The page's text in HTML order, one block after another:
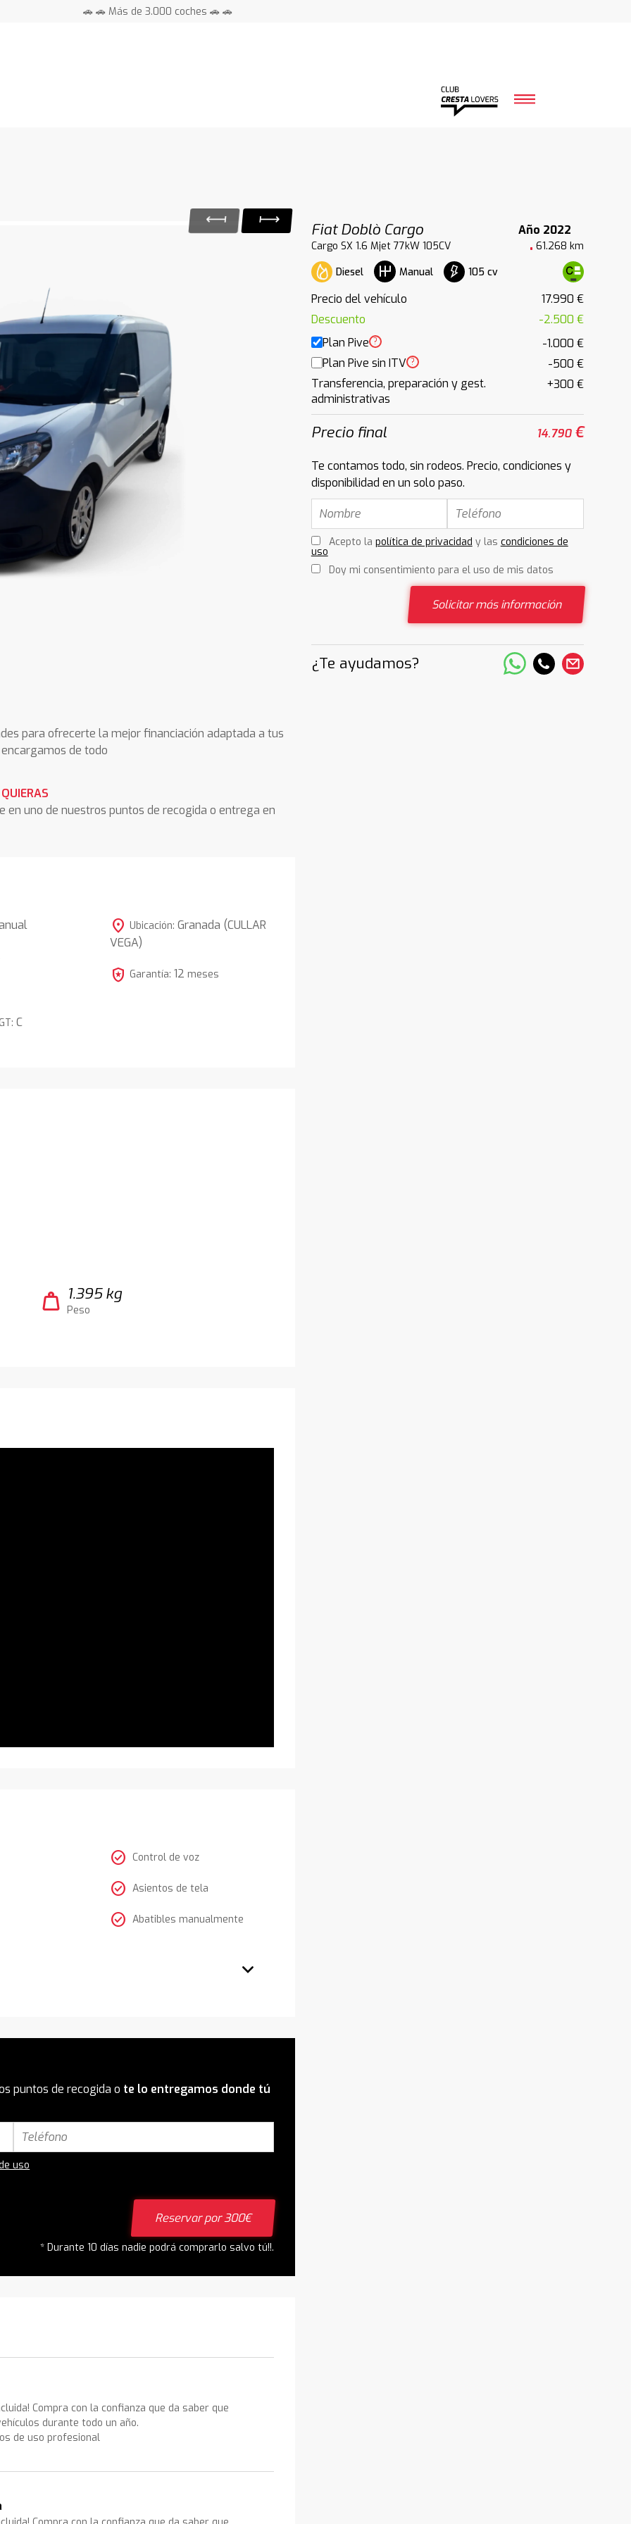
🚗 🚗 Más de 3.000 coches 🚗 🚗
Fiat Doblò Cargo
Año 2022
Cargo SX 1.6 Mjet 77kW 105CV
61.268 km
Diesel
Manual 105 cv
Precio del vehículo
17.990 €
Descuento
-2.500 €
Plan Pive ?
-1.000 €
Plan Pive sin ITV ?
-500 €
Transferencia, preparación y gest.
administrativas
+300 €
Precio final 14.790€
Te contamos todo, sin rodeos. Precio, condiciones y
disponibilidad en un solo paso.
Acepto la política de privacidad y las condiciones de
uso
Doy mi consentimiento para el uso de mis datos
Solicitar más información
¿Te ayudamos?
para ofrecerte la mejor financiación adaptada a tus
de todo
uno de nuestros puntos de recogida o entrega en
C
location_on Ubicación: Granada (CULLAR
VEGA)
local_police Garantía: 12 meses
weight 1.395 kg
Peso
check_circle Control de voz
check_circle Asientos de tela
check_circle Abatibles manualmente
puntos de recogida o te lo entregamos donde tú
uso
Reservar por 300€
* Durante 10 días nadie podrá comprarlo salvo tú!!.
Compra con la confianza que da saber que
durante todo un año.
de uso profesional